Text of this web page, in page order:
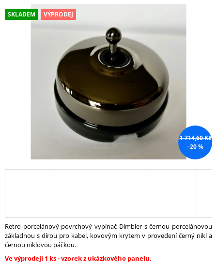
SKLADEM VÝPRODEJ
1 714,60 Kč
–20 %
Retro porcelánový povrchový vypínač Dimbler s černou porcelánovou
základnou s dírou pro kabel, kovovým krytem v provedení černý nikl a
černou niklovou páčkou.
Ve výprodeji 1 ks - vzorek z ukázkového panelu.
A
J
HLEDAT
P
U
J
E
M